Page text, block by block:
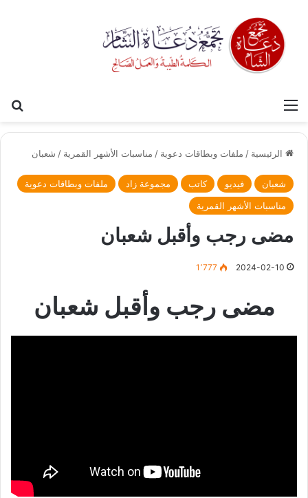
القائمة
الرئيسية / ملفات وبطاقات دعوية / مناسبات الأشهر القمرية / شعبان
شعبان فيديو كاتب مجموعة زاد
ملفات وبطاقات دعوية
مناسبات الأشهر القمرية
مضى رجب وأقبل شعبان
2024-02-10 1٬777
مضى رجب وأقبل شعبان